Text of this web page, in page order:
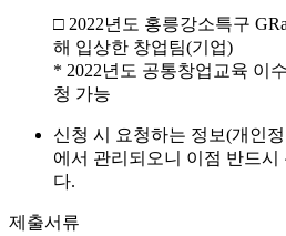
□ 2022년도 홍릉강소특구
해 입상한 창업팀(기업)
* 2022년도 공통창업교육 이
청 가능
신청 시 요청하는 정보(개인
에서 관리되오니 이점 반드시
다.
제출서류